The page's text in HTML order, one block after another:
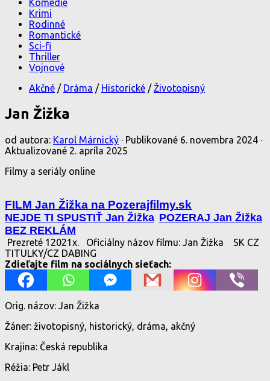
Komédie
Krimi
Rodinné
Romantické
Sci-fi
Thriller
Vojnové
Akčné / Dráma / Historické / Životopisný
Jan Žižka
od autora: Karol Márnický · Publikované 6. novembra 2024 ·
Aktualizované 2. apríla 2025
Filmy a seriály online
FILM Jan Žižka na Pozerajfilmy.sk
NEJDE TI SPUSTIŤ Jan Žižka POZERAJ Jan Žižka
BEZ REKLÁM
Prezreté 12021x. Oficiálny názov filmu: Jan Žižka
SK CZ
TITULKY/CZ DABING
Zdieľajte film na sociálnych sieťach:
Orig. názov: Jan Žižka
Žáner: životopisný, historický, dráma, akčný
Krajina: Česká republika
Réžia: Petr Jákl